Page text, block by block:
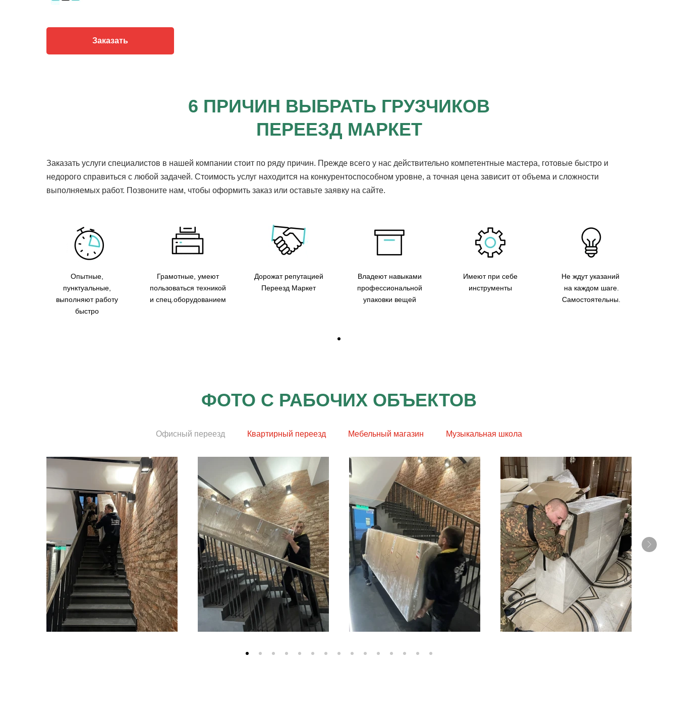
Заказать
6 ПРИЧИН ВЫБРАТЬ ГРУЗЧИКОВ
ПЕРЕЕЗД МАРКЕТ
Заказать услуги специалистов в нашей компании стоит по ряду причин. Прежде всего у нас действительно компетентные мастера, готовые быстро и
недорого справиться с любой задачей. Стоимость услуг находится на конкурентоспособном уровне, а точная цена зависит от объема и сложности
выполняемых работ. Позвоните нам, чтобы оформить заказ или оставьте заявку на сайте.
Опытные,
пунктуальные,
выполняют работу
быстро
Грамотные, умеют
пользоваться техникой
и спец.оборудованием
Дорожат репутацией
Переезд Маркет
Владеют навыками
профессиональной
упаковки вещей
Имеют при себе
инструменты
Не ждут указаний
на каждом шаге.
Самостоятельны.
ФОТО С РАБОЧИХ ОБЪЕКТОВ
Офисный переезд Квартирный переезд Мебельный магазин Музыкальная школа